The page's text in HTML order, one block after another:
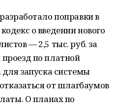
поправки в
о введении нового
— 2,5 тыс. руб. за
по платной
запуска системы
от шлагбаумов
О планах по